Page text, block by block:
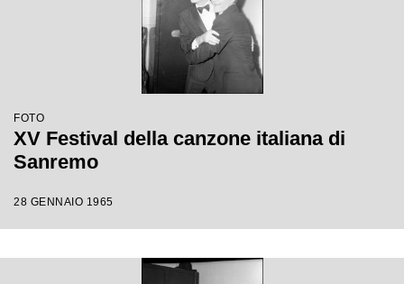
FOTO
XV Festival della canzone italiana di
Sanremo
28 GENNAIO 1965